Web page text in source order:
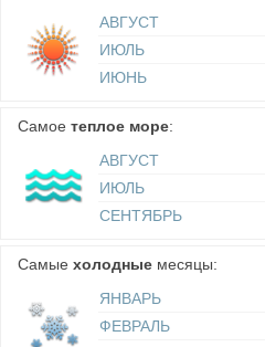
АВГУСТ
ИЮЛЬ
ИЮНЬ
Самое теплое море:
АВГУСТ
ИЮЛЬ
СЕНТЯБРЬ
Самые холодные месяцы:
ЯНВАРЬ
ФЕВРАЛЬ